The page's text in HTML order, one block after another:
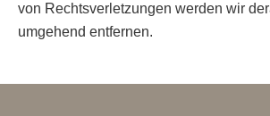
von Rechtsverletzungen werden wir
umgehend entfernen.